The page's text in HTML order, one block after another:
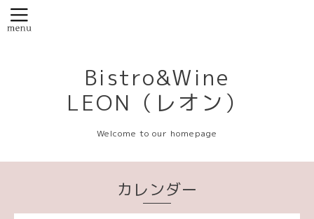
Bistro&Wine
LEON（レオン）
Welcome to our homepage
カレンダー